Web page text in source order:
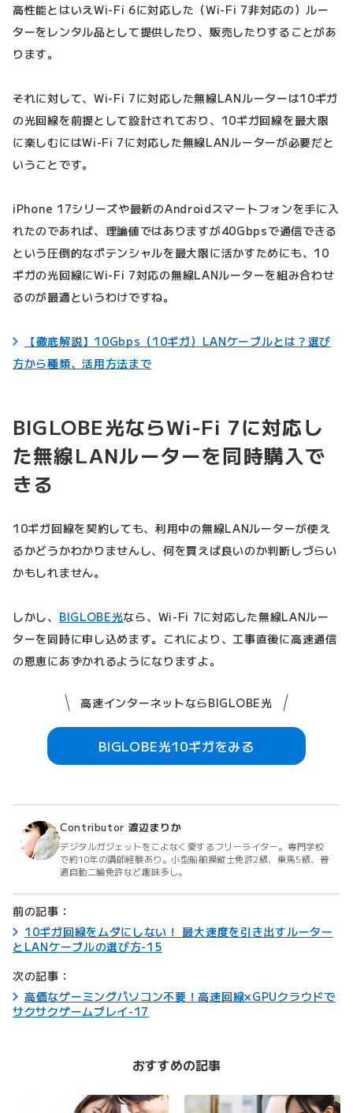
高性能とはいえWi-Fi 6に対応した（Wi-Fi 7非対応の）ルー
ターをレンタル品として提供したり、販売したりすることがあ
ります。
それに対して、Wi-Fi 7に対応した無線LANルーターは10ギガ
の光回線を前提として設計されており、10ギガ回線を最大限
に楽しむにはWi-Fi 7に対応した無線LANルーターが必要だと
いうことです。
iPhone 17シリーズや最新のAndroidスマートフォンを手に入
れたのであれば、理論値ではありますが40Gbpsで通信できる
という圧倒的なポテンシャルを最大限に活かすためにも、10
ギガの光回線にWi-Fi 7対応の無線LANルーターを組み合わせ
るのが最適というわけですね。
【徹底解説】10Gbps（10ギガ）LANケーブルとは？選び
方から種類、活用方法まで
BIGLOBE光ならWi-Fi 7に対応し
た無線LANルーターを同時購入で
きる
10ギガ回線を契約しても、利用中の無線LANルーターが使え
るかどうかわかりませんし、何を買えば良いのか判断しづらい
かもしれません。
しかし、 BIGLOBE光なら、Wi-Fi 7に対応した無線LANルー
ターを同時に申し込めます。これにより、工事直後に高速通信
の恩恵にあずかれるようになりますよ。
高速インターネットならBIGLOBE光
BIGLOBE光10ギガをみる
Contributor 渡辺まりか
デジタルガジェットをこよなく愛するフリーライター。専門学校
で約10年の講師経験あり。小型船舶操縦士免許2級、乗馬5級、普
通自動二輪免許など趣味多し。
前の記事：
10ギガ回線をムダにしない！ 最大速度を引き出すルーター
とLANケーブルの選び方-15
次の記事：
高価なゲーミングパソコン不要！高速回線×GPUクラウドで
サクサクゲームプレイ-17
おすすめの記事